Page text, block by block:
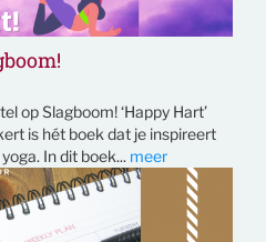
op Slagboom! ‘Happy Hart’
is hét boek dat je inspireert
In dit boek... meer